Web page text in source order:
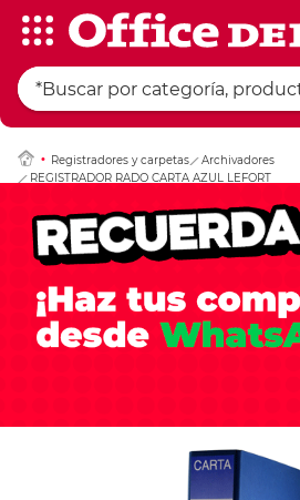
Registradores y carpetas
Archivadores
REGISTRADOR RADO CARTA AZUL LEFORT